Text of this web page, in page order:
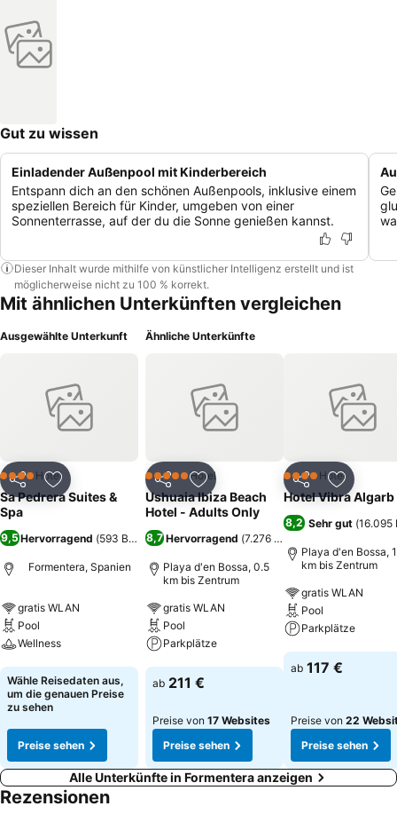
Gut zu wissen
Einladender Außenpool mit Kinderbereich
Entspann dich an den schönen Außenpools, inklusive einem
speziellen Bereich für Kinder, umgeben von einer
Sonnenterrasse, auf der du die Sonne genießen kannst.
Dieser Inhalt wurde mithilfe von künstlicher Intelligenz erstellt und ist
möglicherweise nicht zu 100 % korrekt.
Mit ähnlichen Unterkünften vergleichen
Ausgewählte Unterkunft
Teilen Zu Favoriten hinzufügen
4 SterneHotel
Sa Pedrera Suites &
Spa
9,5Hervorragend (593 Bewertungen)
Formentera, Spanien
gratis WLAN
Pool
Wellness
Preise sehen
Wähle Reisedaten aus,
um die genauen Preise
zu sehen
Preise sehen
Ähnliche Unterkünfte
Teilen Zu Favoriten hinzufügen
5 Sterne Hotel
Ushuaia Ibiza Beach
Hotel - Adults Only
8,7Hervorragend (7.276 Bewertungen
Playa d'en Bossa, 0.5
km bis Zentrum
gratis WLAN
Pool
Parkplätze
Preise sehen
ab 211 €
Preise von 17 Websites
Preise sehen
Teilen Zu
4 SterneHotel
Hotel Vibra Algarb
8,2 Sehr gut (16.095
Playa d'en Bossa,
km bis Zentrum
gratis WLAN
Pool
Parkplätze
Preise sehen
ab 117 €
Preise von 22
Preise sehen
Alle Unterkünfte in Formentera anzeigen
Rezensionen